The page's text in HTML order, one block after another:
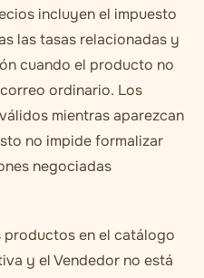
incluyen el impuesto
las tasas relacionadas y
cuando el producto no
ordinario. Los
mientras aparezcan
no impide formalizar
negociadas
productos en el catálogo
y el Vendedor no está